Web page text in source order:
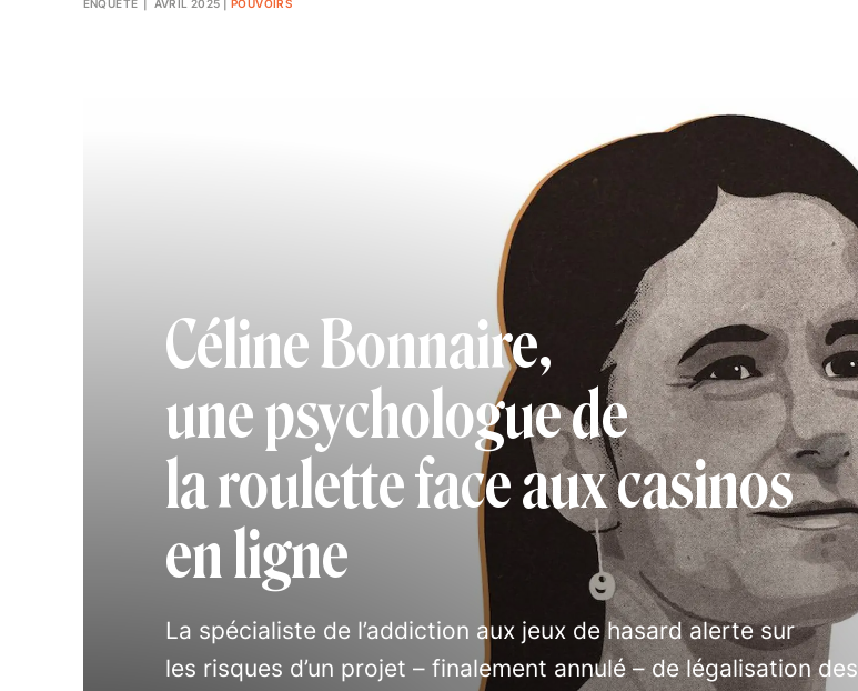
ENQUÊTE | AVRIL 2025 POUVOIRS
Céline Bonnaire,
une psychologue de
la roulette face aux casinos
en ligne
La spécialiste de l’addiction aux jeux de hasard alerte sur
les risques d’un projet – finalement annulé – de légalisation des